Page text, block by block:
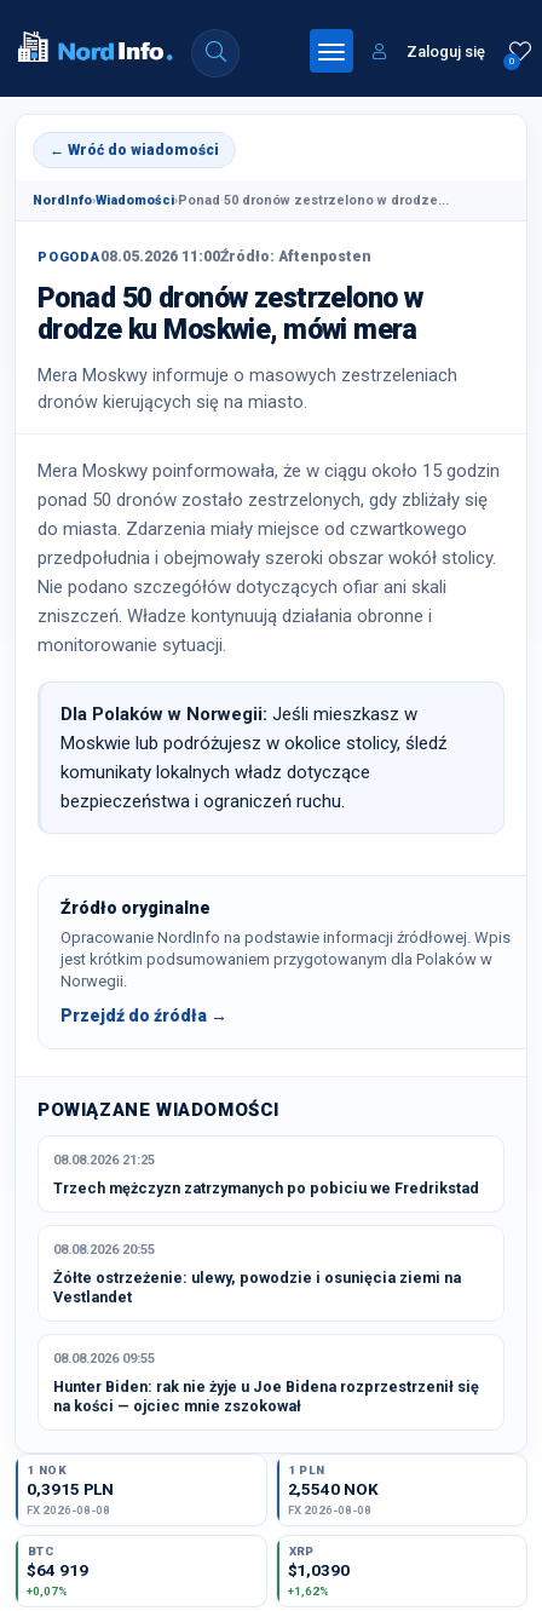
0
Zaloguj się
← Wróć do wiadomości
NordInfo›Wiadomości›Ponad 50 dronów zestrzelono w drodze...
POGODA08.05.2026 11:00Źródło: Aftenposten
Ponad 50 dronów zestrzelono w
drodze ku Moskwie, mówi mera
Mera Moskwy informuje o masowych zestrzeleniach
dronów kierujących się na miasto.
Mera Moskwy poinformowała, że w ciągu około 15 godzin
ponad 50 dronów zostało zestrzelonych, gdy zbliżały się
do miasta. Zdarzenia miały miejsce od czwartkowego
przedpołudnia i obejmowały szeroki obszar wokół stolicy.
Nie podano szczegółów dotyczących ofiar ani skali
zniszczeń. Władze kontynuują działania obronne i
monitorowanie sytuacji.
Dla Polaków w Norwegii: Jeśli mieszkasz w
Moskwie lub podróżujesz w okolice stolicy, śledź
komunikaty lokalnych władz dotyczące
bezpieczeństwa i ograniczeń ruchu.
Źródło oryginalne
Opracowanie NordInfo na podstawie informacji źródłowej. Wpis
jest krótkim podsumowaniem przygotowanym dla Polaków w
Norwegii.
Przejdź do źródła →
POWIĄZANE WIADOMOŚCI
08.08.2026 21:25
Trzech mężczyzn zatrzymanych po pobiciu we Fredrikstad
08.08.2026 20:55
Żółte ostrzeżenie: ulewy, powodzie i osunięcia ziemi na
Vestlandet
08.08.2026 09:55
Hunter Biden: rak nie żyje u Joe Bidena rozprzestrzenił się
na kości — ojciec mnie zszokował
1 NOK
0,3915 PLN
FX 2026-08-08
1 PLN
2,5540 NOK
FX 2026-08-08
BTC
$64 919
+0,07%
XRP
$1,0390
+1,62%